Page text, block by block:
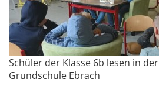
Schüler der Klasse 6b lesen in der
Grundschule Ebrach